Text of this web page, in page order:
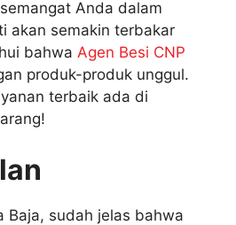
Anda dalam
akan semakin terbakar
bahwa Agen Besi CNP
produk-produk unggul.
terbaik ada di
Baja, sudah jelas bahwa